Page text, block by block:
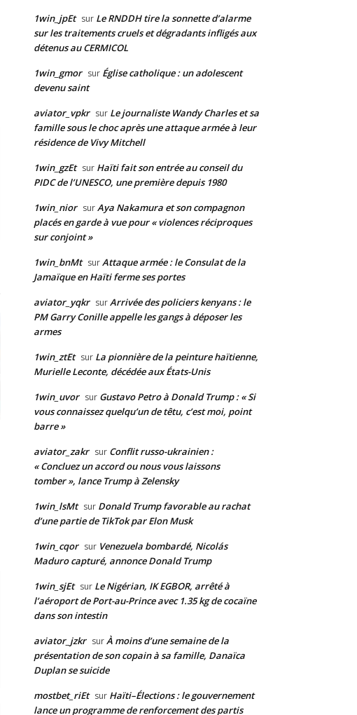
1win_jpEt sur Le RNDDH tire la sonnette d’alarme
sur les traitements cruels et dégradants infligés aux
détenus au CERMICOL
1win_gmor sur Église catholique : un adolescent
devenu saint
aviator_vpkr sur Le journaliste Wandy Charles et sa
famille sous le choc après une attaque armée à leur
résidence de Vivy Mitchell
1win_gzEt sur Haïti fait son entrée au conseil du
PIDC de l’UNESCO, une première depuis 1980
1win_nior surAya Nakamura et son compagnon
placés en garde à vue pour « violences réciproques
sur conjoint »
1win_bnMt surAttaque armée : le Consulat de la
Jamaïque en Haïti ferme ses portes
aviator_yqkr surArrivée des policiers kenyans : le
PM Garry Conille appelle les gangs à déposer les
armes
1win_ztEt sur La pionnière de la peinture haïtienne,
Murielle Leconte, décédée aux États-Unis
1win_uvor sur Gustavo Petro à Donald Trump : « Si
vous connaissez quelqu’un de têtu, c’est moi, point
barre »
aviator_zakr sur Conflit russo-ukrainien :
« Concluez un accord ou nous vous laissons
tomber », lance Trump à Zelensky
1win_lsMt sur Donald Trump favorable au rachat
d’une partie de TikTok par Elon Musk
1win_cqor sur Venezuela bombardé, Nicolás
Maduro capturé, annonce Donald Trump
1win_sjEt sur Le Nigérian, IK EGBOR, arrêté à
l’aéroport de Port-au-Prince avec 1.35 kg de cocaïne
dans son intestin
aviator_jzkr surÀ moins d’une semaine de la
présentation de son copain à sa famille, Danaïca
Duplan se suicide
mostbet_riEt sur Haïti–Élections : le gouvernement
lance un programme de renforcement des partis